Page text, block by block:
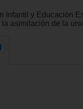
Infantil y Educación
asimilación de la